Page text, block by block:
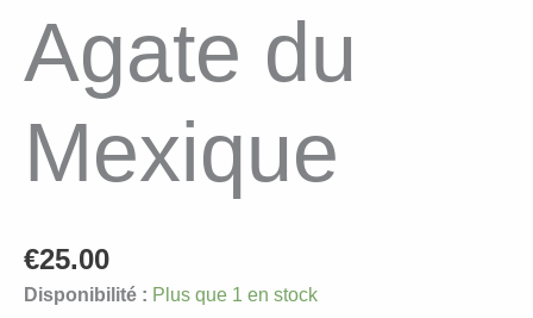
Agate du
Mexique
€25.00
Disponibilité : Plus que 1 en stock